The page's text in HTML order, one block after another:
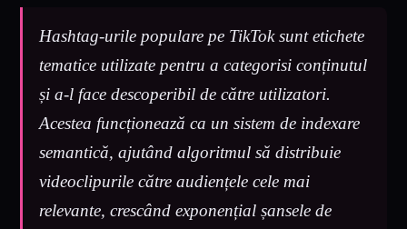
Hashtag-urile populare pe TikTok sunt etichete
tematice utilizate pentru a categorisi conținutul
și a-l face descoperibil de către utilizatori.
Acestea funcționează ca un sistem de indexare
semantică, ajutând algoritmul să distribuie
videoclipurile către audiențele cele mai
relevante, crescând exponențial șansele de